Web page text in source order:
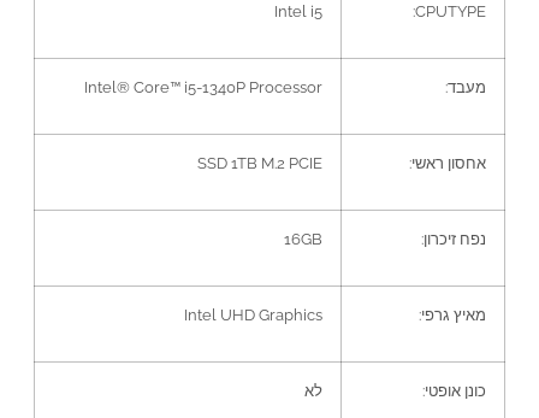
CPUTYPE:
Intel i5
מעבד:
Intel® Core™ i5-1340P Processor
אחסון ראשי:
SSD 1TB M.2 PCIE
נפח זיכרון:
16GB
מאיץ גרפי:
Intel UHD Graphics
כונן אופטי: לא